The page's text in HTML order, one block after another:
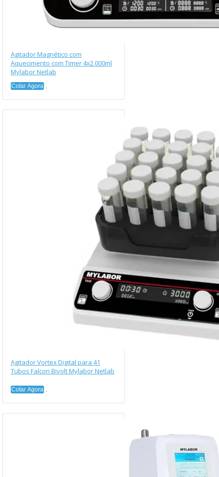
Agitador Magnético com
Aquecimento com Timer 4x2.000ml
Mylabor Netlab
Cotar Agora
Agitador Vortex Digital para 41
Tubos Falcon Bivolt Mylabor Netlab
Cotar Agora